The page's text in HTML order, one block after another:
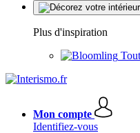
Plus d'inspiration
Mon compte
Identifiez-vous